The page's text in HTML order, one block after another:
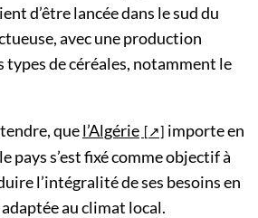
d’être lancée dans le sud du
avec une production
de céréales, notamment le
quel’Algérie
importe en
pays s’est fixé comme objectif à
l’intégralité de ses besoins en
au climat local.